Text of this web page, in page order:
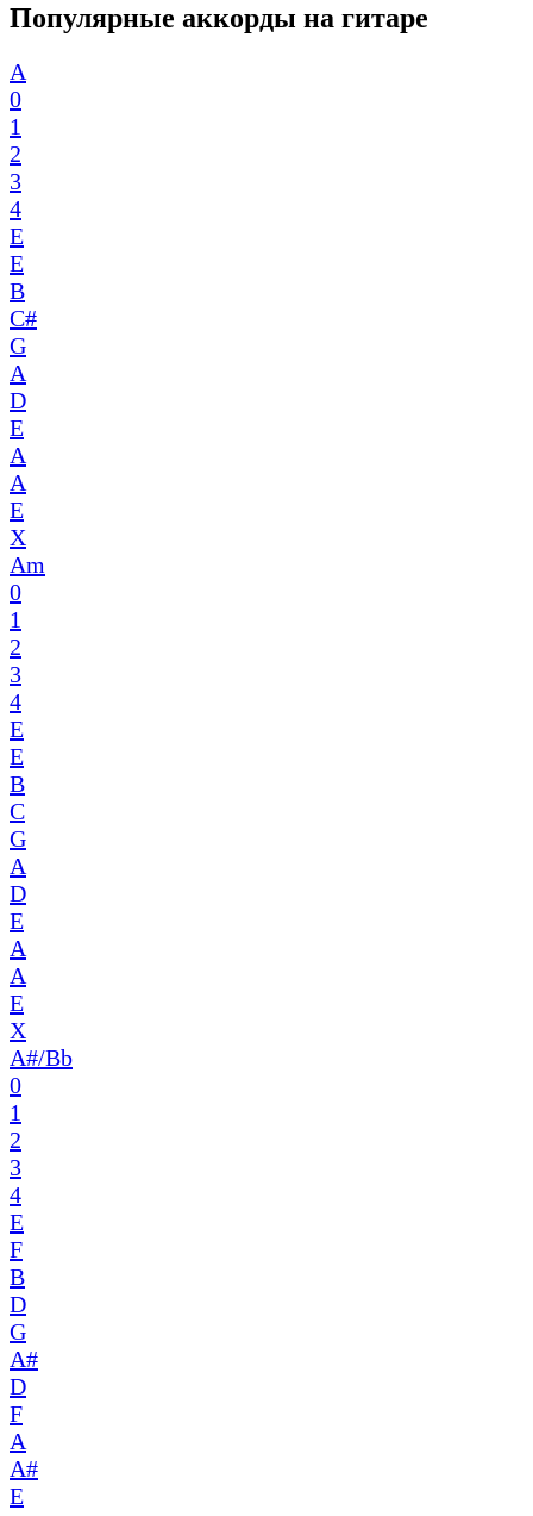
Популярные аккорды на гитаре
A
0
1
2
3
4
E
E
B
C#
G
A
D
E
A
A
E
X
Am
0
1
2
3
4
E
E
B
C
G
A
D
E
A
A
E
X
A#/Bb
0
1
2
3
4
E
F
B
D
G
A#
D
F
A
A#
E